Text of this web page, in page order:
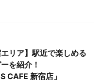
エリア】駅近で楽しめる
を紹介！
CAFE 新宿店」